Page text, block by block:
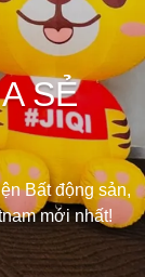
SẺ
Bất động sản,
mới nhất!